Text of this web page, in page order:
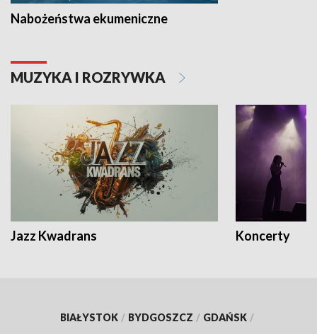
Nabożeństwa ekumeniczne
MUZYKA I ROZRYWKA
Jazz Kwadrans Koncerty
BIAŁYSTOK / BYDGOSZCZ / GDAŃSK /